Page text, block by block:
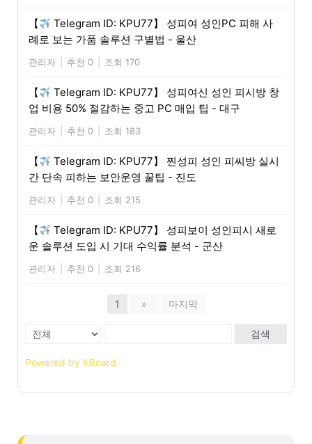
【
Telegram ID: KPU77】 성피여 성인PC 피해 사
례로 보는 가품 솔루션 구별법 - 울산
관리자 추천 0 조회 170
【
Telegram ID: KPU77】 성피여신 성인 피시방 창
업 비용 50% 절감하는 중고 PC 매입 팁 - 대구
관리자 추천 0 조회 183
【
Telegram ID: KPU77】 찐성피 성인 피씨방 실시
간 단속 피하는 보안운영 꿀팁 - 진도
관리자 추천 0 조회 215
【
Telegram ID: KPU77】 성피보이 성인피시 새로
운 솔루션 도입 시 기대 수익률 분석 - 군산
관리자 추천 0 조회 216
1 » 마지막
검색
Powered by KBoard